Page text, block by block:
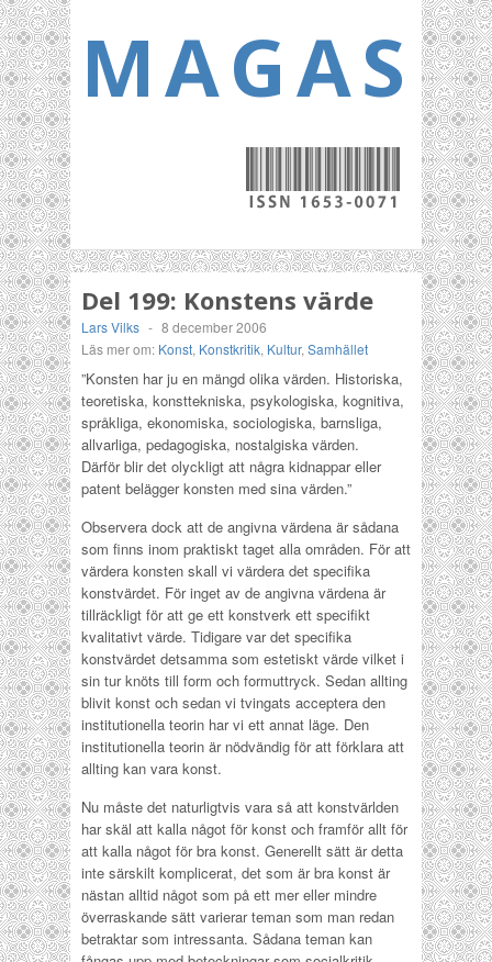
Del 199: Konstens värde
Lars Vilks - 8 december 2006
Läs mer om: Konst, Konstkritik, Kultur, Samhället
”Konsten har ju en mängd olika värden. Historiska,
teoretiska, konsttekniska, psykologiska, kognitiva,
språkliga, ekonomiska, sociologiska, barnsliga,
allvarliga, pedagogiska, nostalgiska värden.
Därför blir det olyckligt att några kidnappar eller
patent belägger konsten med sina värden.”
Observera dock att de angivna värdena är sådana
som finns inom praktiskt taget alla områden. För att
värdera konsten skall vi värdera det specifika
konstvärdet. För inget av de angivna värdena är
tillräckligt för att ge ett konstverk ett specifikt
kvalitativt värde. Tidigare var det specifika
konstvärdet detsamma som estetiskt värde vilket i
sin tur knöts till form och formuttryck. Sedan allting
blivit konst och sedan vi tvingats acceptera den
institutionella teorin har vi ett annat läge. Den
institutionella teorin är nödvändig för att förklara att
allting kan vara konst.
Nu måste det naturligtvis vara så att konstvärlden
har skäl att kalla något för konst och framför allt för
att kalla något för bra konst. Generellt sätt är detta
inte särskilt komplicerat, det som är bra konst är
nästan alltid något som på ett mer eller mindre
överraskande sätt varierar teman som man redan
betraktar som intressanta. Sådana teman kan